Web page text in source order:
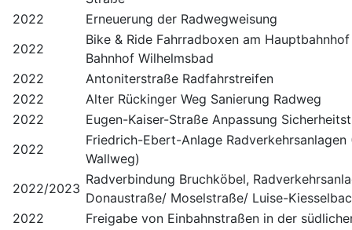
2022
Erneuerung der Radwegweisung
2022
Bike & Ride Fahrradboxen am
Bahnhof Wilhelmsbad
2022
Antoniterstraße Radfahrstreifen
2022
Alter Rückinger Weg Sanierung Radweg
2022
Eugen-Kaiser-Straße Anpassung
2022
Friedrich-Ebert-Anlage Radverkehrsanlagen
Wallweg)
2022/2023
Radverbindung Bruchköbel,
Donaustraße/ Moselstraße/ Luise-
2022
Freigabe von Einbahnstraßen in der